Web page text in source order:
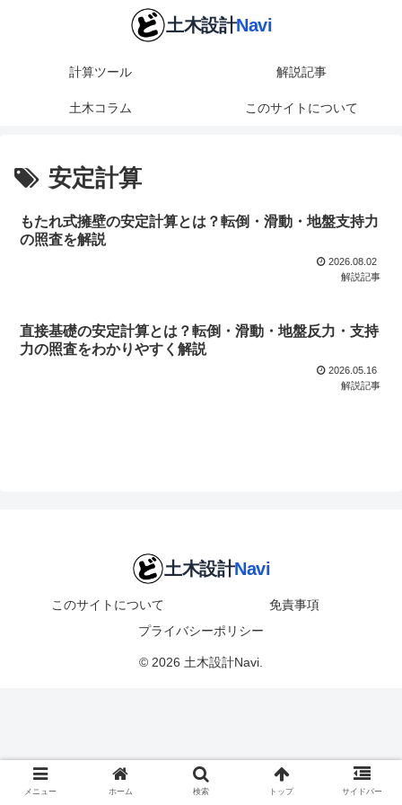
計算ツール 解説記事
土木コラム このサイトについて
安定計算
もたれ式擁壁の安定計算とは？転倒・滑動・地盤支持力
の照査を解説
2026.08.02
解説記事
直接基礎の安定計算とは？転倒・滑動・地盤反力・支持
力の照査をわかりやすく解説
2026.05.16
解説記事
このサイトについて
免責事項
プライバシーポリシー
© 2026 土木設計Navi.
メニュー ホーム 検索 トップ サイドバー